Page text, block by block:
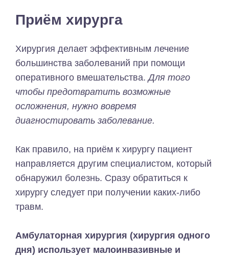
Приём хирурга
Хирургия делает эффективным лечение
большинства заболеваний при помощи
оперативного вмешательства.Для того
чтобы предотвратить возможные
осложнения, нужно вовремя
диагностировать заболевание.
Как правило, на приём к хирургу пациент
направляется другим специалистом, который
обнаружил болезнь. Сразу обратиться к
хирургу следует при получении каких-либо
травм.
Амбулаторная хирургия (хирургия одного
дня) использует малоинвазивные и